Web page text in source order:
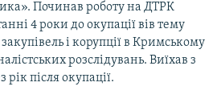
Починав роботу на ДТРК
4 роки до окупації вів тему
і корупції в Кримському
розслідувань. Виїхав з
після окупації.